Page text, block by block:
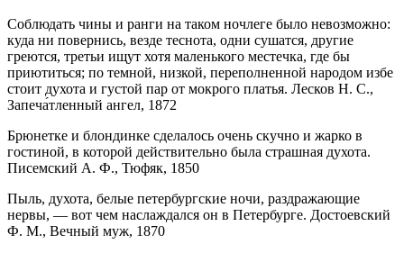
Соблюдать чины и ранги на таком ночлеге было невозможно:
куда ни повернись, везде теснота, одни сушатся, другие
греются, третьи ищут хотя маленького местечка, где бы
приютиться; по темной, низкой, переполненной народом избе
стоит духота и густой пар от мокрого платья. Лесков Н. С.,
Запеча́тленный ангел, 1872
Брюнетке и блондинке сделалось очень скучно и жарко в
гостиной, в которой действительно была страшная духота.
Писемский А. Ф., Тюфяк, 1850
Пыль, духота, белые петербургские ночи, раздражающие
нервы, — вот чем наслаждался он в Петербурге. Достоевский
Ф. М., Вечный муж, 1870